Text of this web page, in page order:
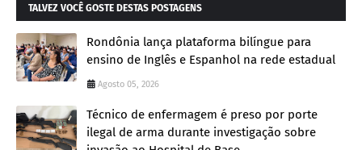
TALVEZ VOCÊ GOSTE DESTAS POSTAGENS
Rondônia lança plataforma bilíngue para
ensino de Inglês e Espanhol na rede estadual
Agosto 05, 2026
Técnico de enfermagem é preso por porte
ilegal de arma durante investigação sobre